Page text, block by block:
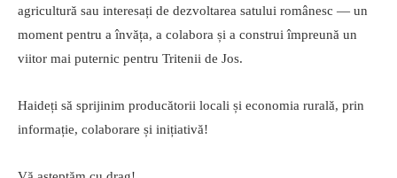
agricultură sau interesați de dezvoltarea satului românesc — un
moment pentru a învăța, a colabora și a construi împreună un
viitor mai puternic pentru Tritenii de Jos.
Haideți să sprijinim producătorii locali și economia rurală, prin
informație, colaborare și inițiativă!